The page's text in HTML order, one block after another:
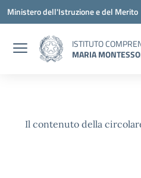
Vai ai contenuti
Vai al menu di navigazione
Vai al footer
Ministero dell'Istruzione e del Merito
ISTITUTO
MARIA
Il contenuto della